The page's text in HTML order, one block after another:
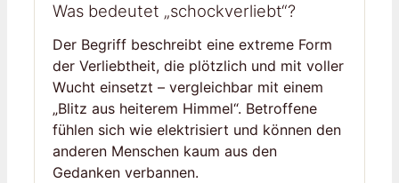
Was bedeutet „schockverliebt“?
Der Begriff beschreibt eine extreme Form
der Verliebtheit, die plötzlich und mit voller
Wucht einsetzt – vergleichbar mit einem
„Blitz aus heiterem Himmel“. Betroffene
fühlen sich wie elektrisiert und können den
anderen Menschen kaum aus den
Gedanken verbannen.